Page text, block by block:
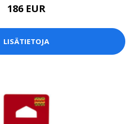
186 EUR
LISÄTIETOJA